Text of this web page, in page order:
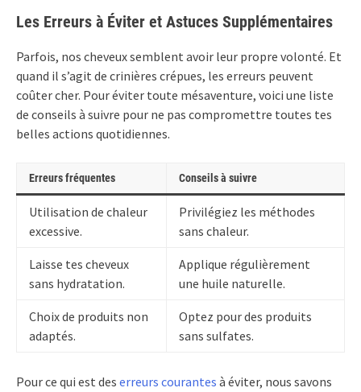
Les Erreurs à Éviter et Astuces Supplémentaires
Parfois, nos cheveux semblent avoir leur propre volonté. Et
quand il s’agit de crinières crépues, les erreurs peuvent
coûter cher. Pour éviter toute mésaventure, voici une liste
de conseils à suivre pour ne pas compromettre toutes tes
belles actions quotidiennes.
Erreurs fréquentes Conseils à suivre
Utilisation de chaleur
excessive.
Privilégiez les méthodes
sans chaleur.
Laisse tes cheveux
sans hydratation.
Applique régulièrement
une huile naturelle.
Choix de produits non
adaptés.
Optez pour des produits
sans sulfates.
Pour ce qui est des erreurs courantes à éviter, nous savons